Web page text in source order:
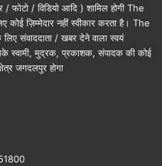
/ फोटो / विडियो आदि ) शामिल होगी The
ज़िम्मेदार नहीं स्वीकार करता है। The
संवाददाता / खबर देने वाला स्वयं
स्वामी, मुद्रक, प्रकाशक, संपादक की कोई
जगदलपुर होगा